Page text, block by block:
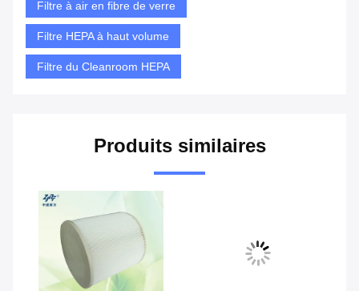
Filtre à air en fibre de verre
Filtre HEPA à haut volume
Filtre du Cleanroom HEPA
Produits similaires